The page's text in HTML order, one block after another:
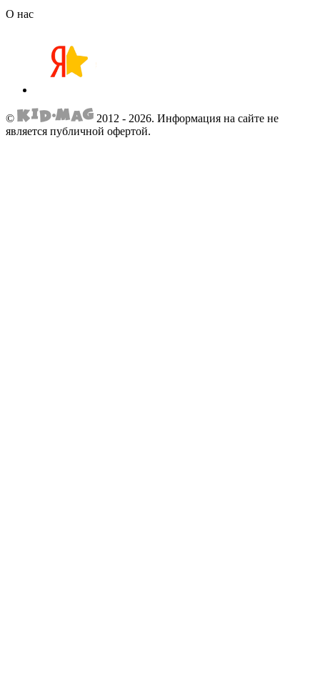
О нас
© 2012 - 2026. Информация на сайте не
является публичной офертой.